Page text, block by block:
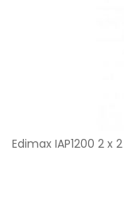
Edimax IAP1200 2 x